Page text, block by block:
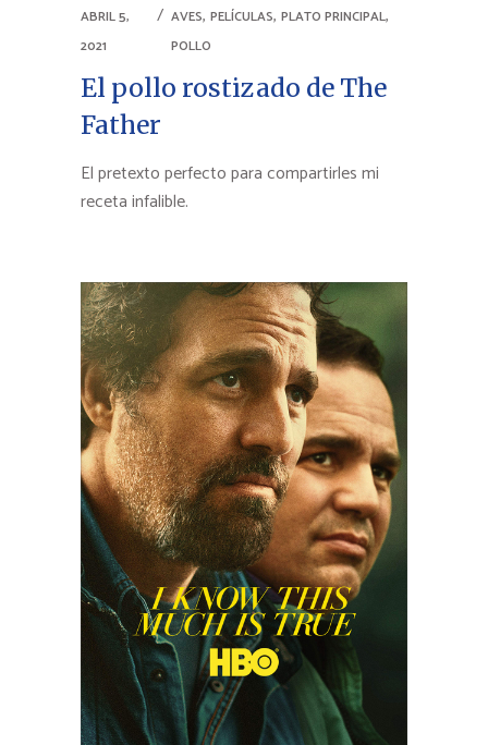
ABRIL 5,
2021
AVES, PELÍCULAS, PLATO PRINCIPAL,
POLLO
El pollo rostizado de The
Father
El pretexto perfecto para compartirles mi
receta infalible.